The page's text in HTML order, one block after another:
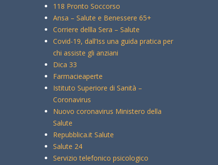
118 Pronto Soccorso
Ansa – Salute e Benessere 65+
Corriere dellla Sera – Salute
Covid-19, dall’Iss una guida pratica per
chi assiste gli anziani
Dica 33
Farmacieaperte
Istituto Superiore di Sanità –
Coronavirus
Nuovo coronavirus Ministero della
Salute
Repubblica.it Salute
Salute 24
Servizio telefonico psicologico